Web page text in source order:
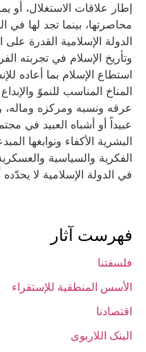
إطار علاقات الاستغلال، أو
محاصرتها، بينما تجد لها في
الدولة الإسلامية القدرة على
وتأريخ الإسلام في تجربته
استطاع الإسلام بما أعاده
المناخ المناسب للنموّ
عرقه ونسبه ومركزه وماله،
عبيداً أو أشباه العبيد في
البشرية الأكفاء ونوابغها
الفكرية والسياسية
في الدولة الإسلامية لا
فهرست آثار
فلسفتنا
الأسس المنطقیة للإستقراء
اقتصادنا
البنک اللاربوی